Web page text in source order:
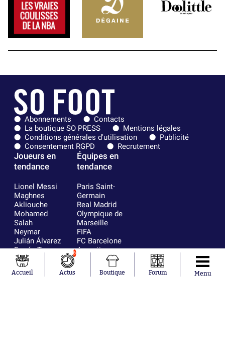
Abonnements
Contacts
La boutique SO PRESS
Mentions légales
Conditions générales d'utilisation
Publicité
Consentement RGPD
Recrutement
Joueurs en
tendance
Lionel Messi
Maghnes
Akliouche
Mohamed
Salah
Neymar
Julián Álvarez
Ferrán Torres
Kilian Corredor
Franco
Mastantuono
Équipes en
tendance
Paris Saint-
Germain
Real Madrid
Olympique de
Marseille
FIFA
FC Barcelone
Argentine
Olympique
lyonnais
AS Monaco
Accueil
6
Actus Boutique Forum Menu